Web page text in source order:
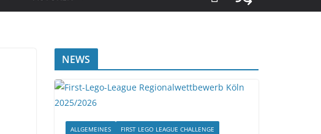
NEWS
ALLGEMEINES
FIRST LEGO LEAGUE CHALLENGE